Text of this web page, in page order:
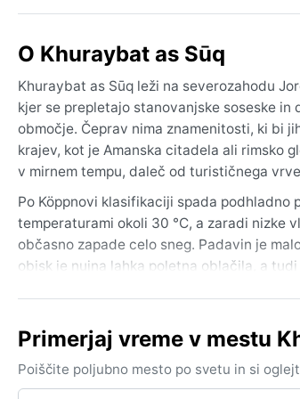
O Khuraybat as Sūq
Khuraybat as Sūq leži na severozahodu
kjer se prepletajo stanovanjske soseske
območje. Čeprav nima znamenitosti, ki bi
krajev, kot je Amanska citadela ali rimsko
v mirnem tempu, daleč od turističnega
Po Köppnovi klasifikaciji spada podhladno
temperaturami okoli 30 °C, a zaradi nizke
občasno zapade celo sneg. Padavin je
obisk je nujna lahka poletna oblačila, a
padavin majhna. Poleti je lahko prevroče
kratkotrajne zapore cest. Izstopajoč
vidljivost – pojavi se zlasti spomladi in
Primerjaj vreme v mestu
Poiščite poljubno mesto po svetu in si